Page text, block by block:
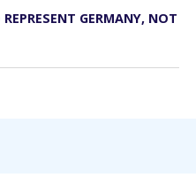
GERMANY, NOT